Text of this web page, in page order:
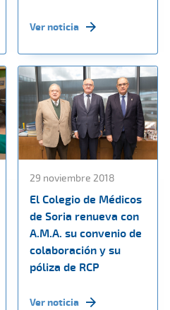
Ver noticia
29 noviembre 2018
El Colegio de Médicos
de Soria renueva con
A.M.A. su convenio de
colaboración y su
póliza de RCP
Ver noticia